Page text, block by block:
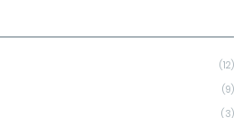
(12)
(9)
(3)